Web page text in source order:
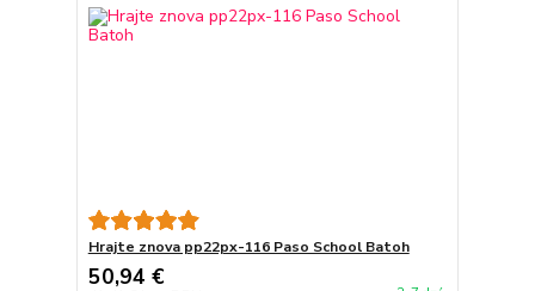
Hrajte znova pp22px-116 Paso School Batoh
50,94 €